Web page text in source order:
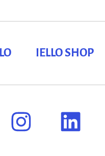
IELLO SHOP